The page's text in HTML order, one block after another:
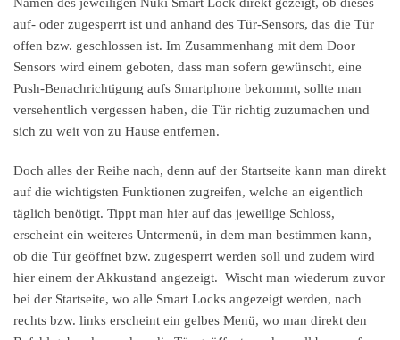
auf- oder zugesperrt ist und anhand des Tür-Sensors, das die Tür
offen bzw. geschlossen ist. Im Zusammenhang mit dem Door
Sensors wird einem geboten, dass man sofern gewünscht, eine
Push-Benachrichtigung aufs Smartphone bekommt, sollte man
versehentlich vergessen haben, die Tür richtig zuzumachen und
sich zu weit von zu Hause entfernen.
Doch alles der Reihe nach, denn auf der Startseite kann man direkt
auf die wichtigsten Funktionen zugreifen, welche an eigentlich
täglich benötigt. Tippt man hier auf das jeweilige Schloss,
erscheint ein weiteres Untermenü, in dem man bestimmen kann,
ob die Tür geöffnet bzw. zugesperrt werden soll und zudem wird
hier einem der Akkustand angezeigt. Wischt man wiederum zuvor
bei der Startseite, wo alle Smart Locks angezeigt werden, nach
rechts bzw. links erscheint ein gelbes Menü, wo man direkt den